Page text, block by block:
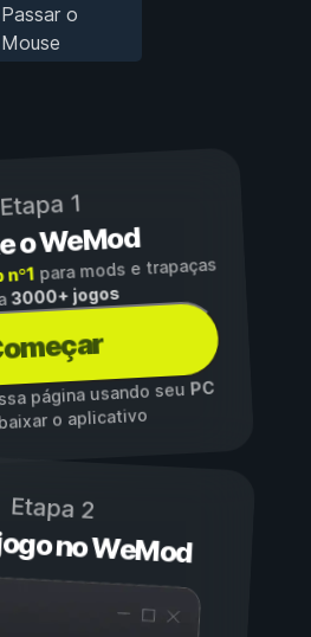
Passar o
Mouse
Etapa 1
o WeMod
nº1para mods e trapaças
3000+ jogos
página usando seuPC
o aplicativo
Etapa 2
no WeMod